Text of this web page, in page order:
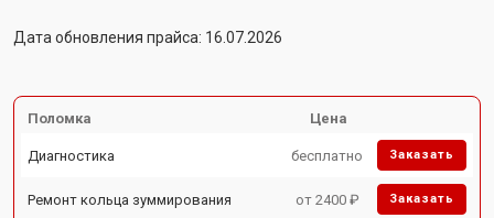
Дата обновления прайса: 16.07.2026
Поломка Цена
Диагностика бесплатно Заказать
Ремонт кольца зуммирования от 2400 ₽ Заказать